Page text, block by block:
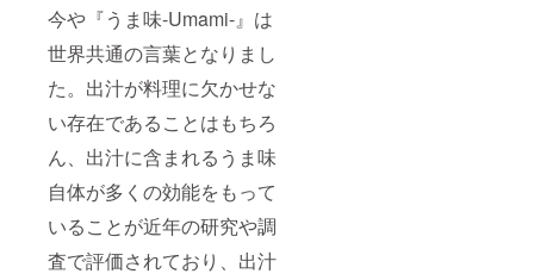
今や『うま味-Umami-』は
世界共通の言葉となりまし
た。出汁が料理に欠かせな
い存在であることはもちろ
ん、出汁に含まれるうま味
自体が多くの効能をもって
いることが近年の研究や調
査で評価されており、出汁